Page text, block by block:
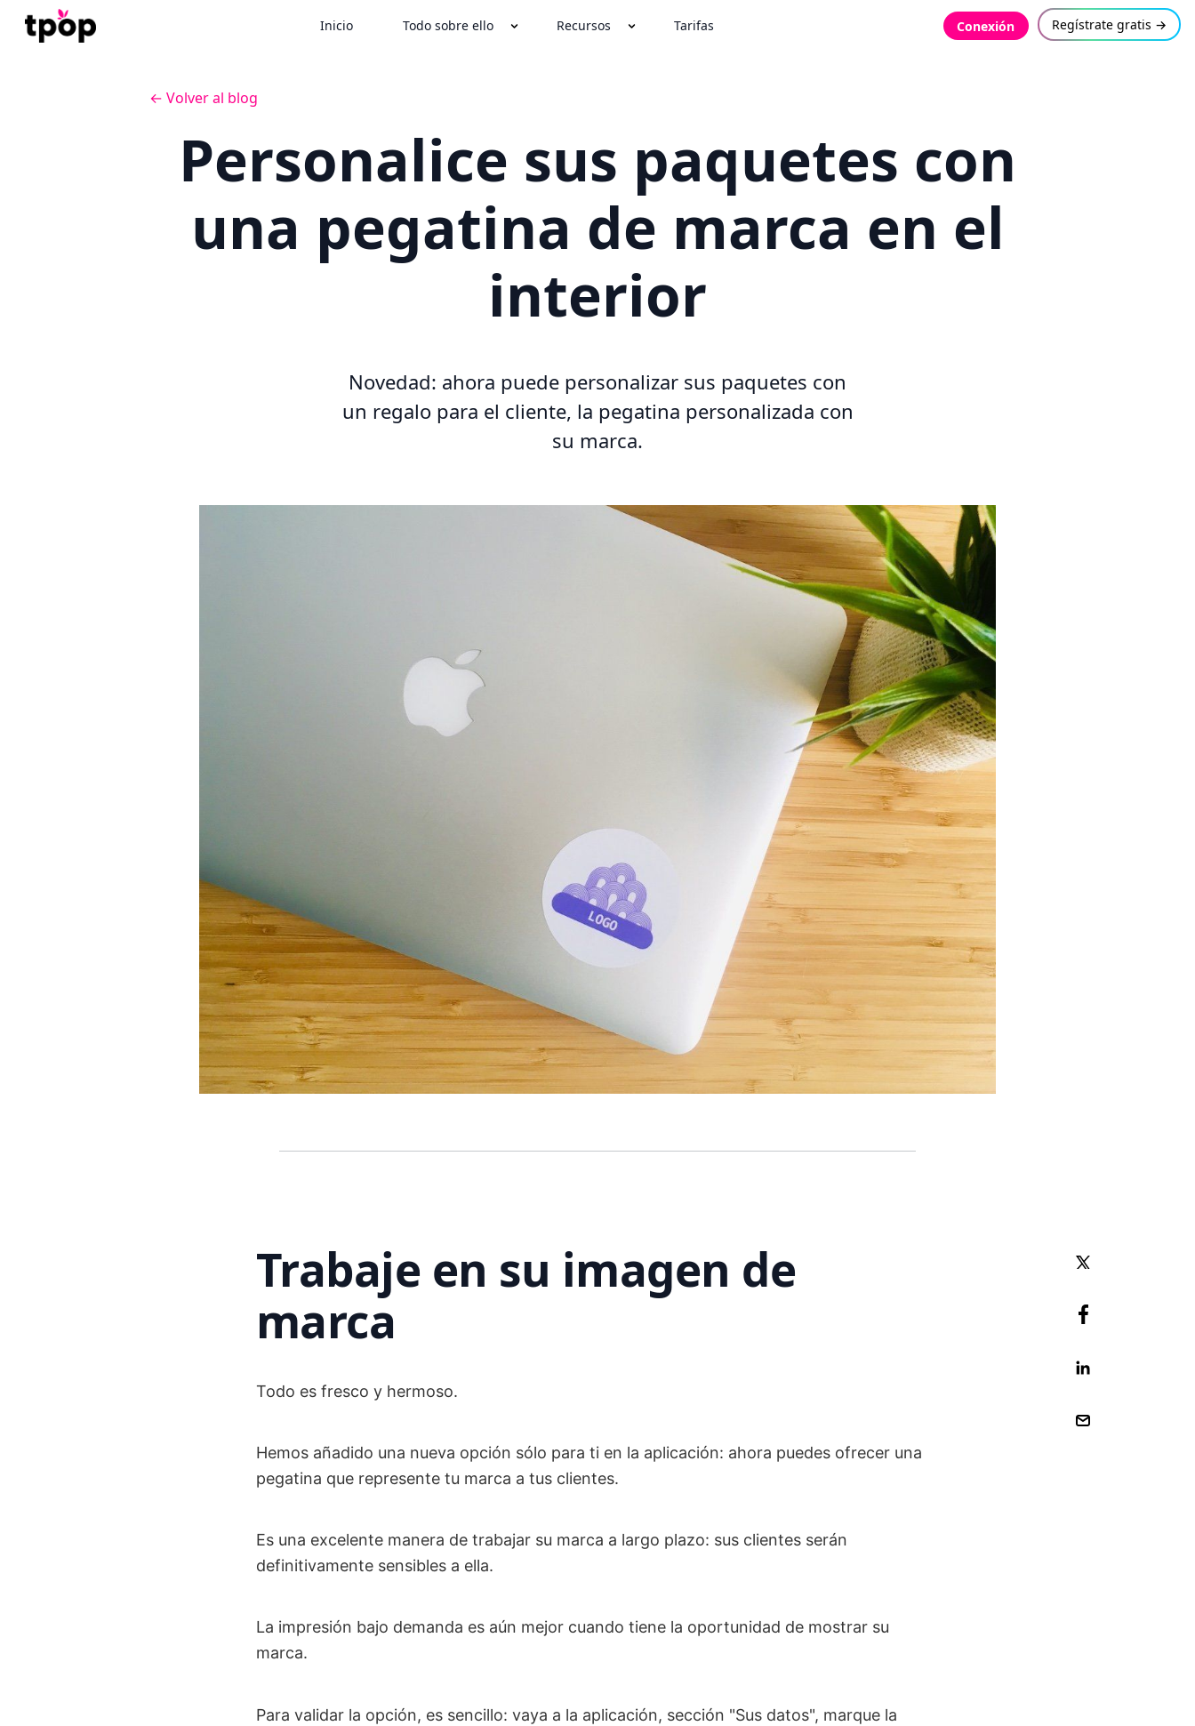
Inicio Todo sobre ello Recursos Tarifas Conexión Regístrate gratis →
← Volver al blog
Personalice sus paquetes con
una pegatina de marca en el
interior
Novedad: ahora puede personalizar sus paquetes con
un regalo para el cliente, la pegatina personalizada con
su marca.
Trabaje en su imagen de
marca
Todo es fresco y hermoso.
Hemos añadido una nueva opción sólo para ti en la aplicación: ahora puedes ofrecer una
pegatina que represente tu marca a tus clientes.
Es una excelente manera de trabajar su marca a largo plazo: sus clientes serán
definitivamente sensibles a ella.
La impresión bajo demanda es aún mejor cuando tiene la oportunidad de mostrar su
marca.
Para validar la opción, es sencillo: vaya a la aplicación, sección "Sus datos", marque la